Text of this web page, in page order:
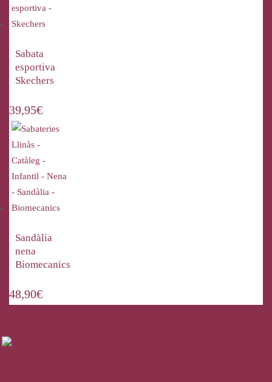
Sabata
esportiva
Skechers
39,95€
Sandàlia
nena
Biomecanics
48,90€